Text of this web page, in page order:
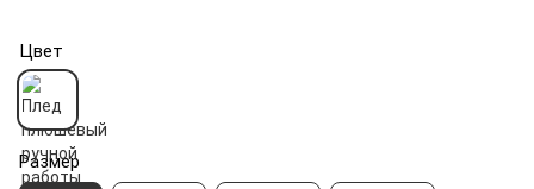
Цвет
Размер